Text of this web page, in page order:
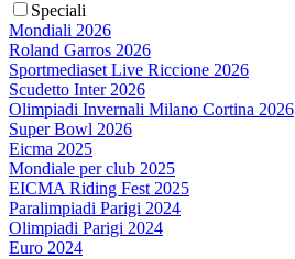
Speciali
Mondiali 2026
Roland Garros 2026
Sportmediaset Live Riccione 2026
Scudetto Inter 2026
Olimpiadi Invernali Milano Cortina 2026
Super Bowl 2026
Eicma 2025
Mondiale per club 2025
EICMA Riding Fest 2025
Paralimpiadi Parigi 2024
Olimpiadi Parigi 2024
Euro 2024